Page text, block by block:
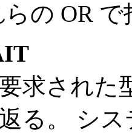
の OR
求された
る。 シ